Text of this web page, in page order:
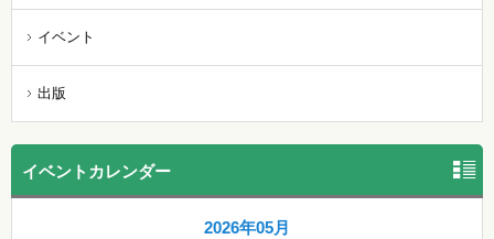
イベント
出版
イベントカレンダー
2026年05月